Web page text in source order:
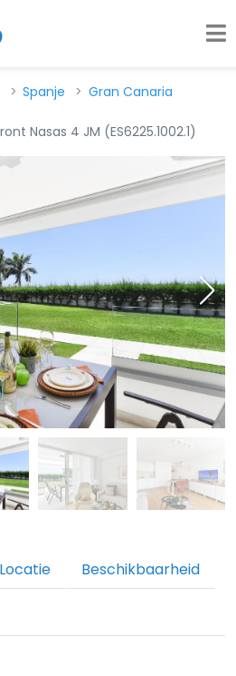
Spanje
Gran Canaria
Nasas 4 JM (ES6225.1002.1)
Locatie Beschikbaarheid